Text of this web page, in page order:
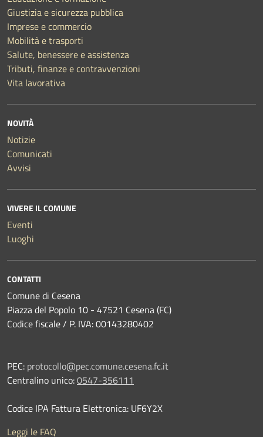
Giustizia e sicurezza pubblica
Imprese e commercio
Mobilità e trasporti
Salute, benessere e assistenza
Tributi, finanze e contravvenzioni
Vita lavorativa
NOVITÀ
Notizie
Comunicati
Avvisi
VIVERE IL COMUNE
Eventi
Luoghi
CONTATTI
Comune di Cesena
Piazza del Popolo 10 - 47521 Cesena (FC)
Codice fiscale / P. IVA: 00143280402
PEC: protocollo@pec.comune.cesena.fc.it
Centralino unico:0547-356111
Codice IPA Fattura Elettronica: UF6Y2X
Leggi le FAQ